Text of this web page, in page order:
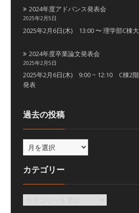
2024年度アドバンス発表会
2025年2月5日
2025年2月6日(木) 13:00 〜 理学部C棟
2024年度卒業論文発表会
2025年2月5日
2025年2月6日(木) 9:00 ~ 12:10 C棟2
発表
過去の投稿
カテゴリー